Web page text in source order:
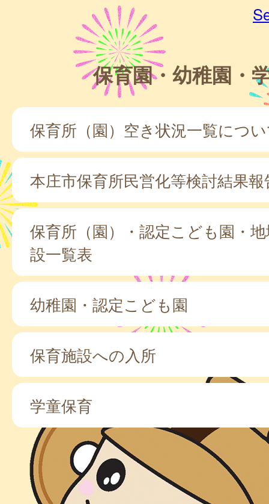
保育園・幼稚園・
保育所（園）空き状況一覧につ
本庄市保育所民営化等検討結果報
保育所（園）・認定こども園・
設一覧表
幼稚園・認定こども園
保育施設への入所
学童保育